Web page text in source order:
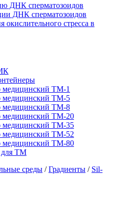
ДНК сперматозоидов
ДНК сперматозоидов
окислительного стресса в
медицинский ТМ-1
медицинский ТМ-5
медицинский ТМ-8
медицинский ТМ-20
медицинский ТМ-35
медицинский ТМ-52
медицинский ТМ-80
ТМ
среды /Градиенты / Sil-